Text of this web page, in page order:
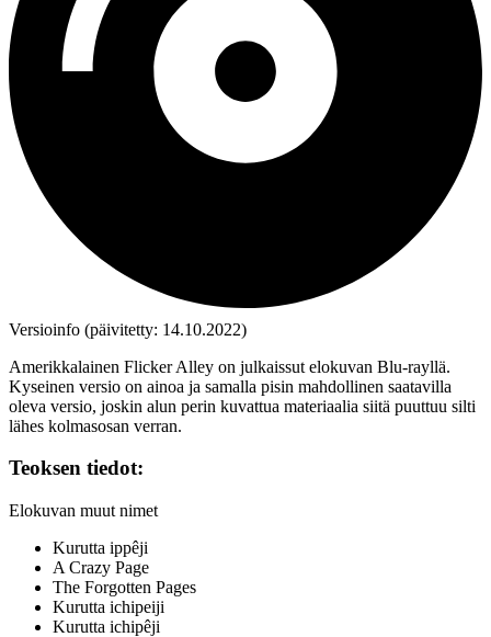
Versioinfo (päivitetty: 14.10.2022)
Amerikkalainen Flicker Alley on julkaissut elokuvan Blu‑rayllä.
Kyseinen versio on ainoa ja samalla pisin mahdollinen saatavilla
oleva versio, joskin alun perin kuvattua materiaalia siitä puuttuu silti
lähes kolmasosan verran.
Teoksen tiedot:
Elokuvan muut nimet
Kurutta ippêji
A Crazy Page
The Forgotten Pages
Kurutta ichipeiji
Kurutta ichipêji